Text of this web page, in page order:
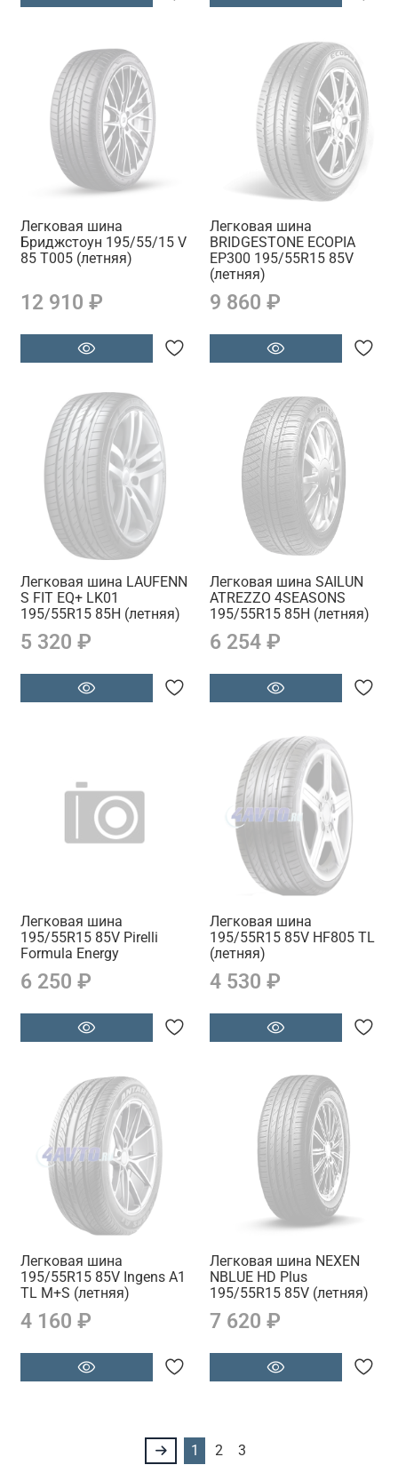
Легковая шина
Бриджстоун 195/55/15 V
85 T005 (летняя)
12 910 ₽
Легковая шина
BRIDGESTONE ECOPIA
EP300 195/55R15 85V
(летняя)
9 860 ₽
Легковая шина LAUFENN
S FIT EQ+ LK01
195/55R15 85H (летняя)
5 320 ₽
Легковая шина SAILUN
ATREZZO 4SEASONS
195/55R15 85H (летняя)
6 254 ₽
Легковая шина
195/55R15 85V Pirelli
Formula Energy
6 250 ₽
Легковая шина
195/55R15 85V HF805 TL
(летняя)
4 530 ₽
Легковая шина
195/55R15 85V Ingens A1
TL M+S (летняя)
4 160 ₽
Легковая шина NEXEN
NBLUE HD Plus
195/55R15 85V (летняя)
7 620 ₽
1 2 3